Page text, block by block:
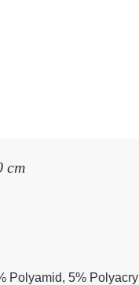
cm
Polyamid, 5% Polyacryl